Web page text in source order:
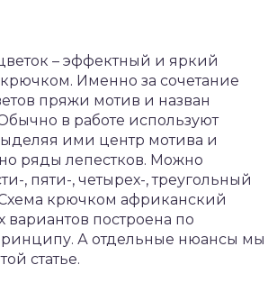
– эффектный и яркий
Именно за сочетание
пряжи мотив и назван
в работе используют
ими центр мотива и
ряды лепестков. Можно
, пяти-, четырех-, треугольный
Схема крючком африканский
вариантов построена по
А отдельные нюансы мы
статье.